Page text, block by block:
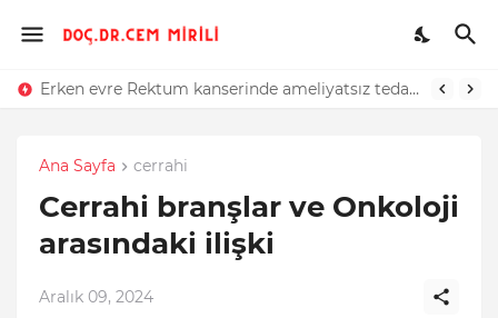
Erken evre Rektum kanserinde ameliyatsız tedavi mümkün mü?
Ana Sayfa cerrahi
Cerrahi branşlar ve Onkoloji
arasındaki ilişki
Aralık 09, 2024